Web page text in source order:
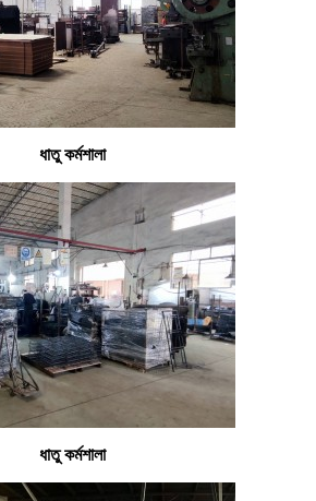
ধাতু কর্মশালা
ধাতু কর্মশালা